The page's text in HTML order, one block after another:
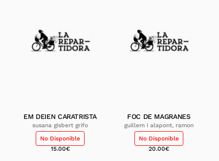
EM DEIEN CARATRISTA
susana gisbert grifo
No Disponible
15.00€
FOC DE MAGRANES
guillem i alapont, ramon
No Disponible
20.00€